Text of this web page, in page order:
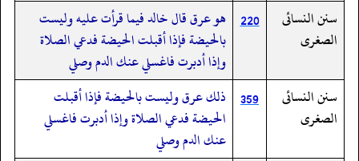
سنن النسائى
الصغرى
220 هو عرق قال خالد فيما قرأت عليه وليست
بالحيضة فإذا أقبلت الحيضة فدعي الصلاة
وإذا أدبرت فاغسلي عنك الدم وصلي
سنن النسائى
الصغرى
359 ذلك عرق وليست بالحيضة فإذا أقبلت
الحيضة فدعي الصلاة وإذا أدبرت فاغسلي
عنك الدم وصلي